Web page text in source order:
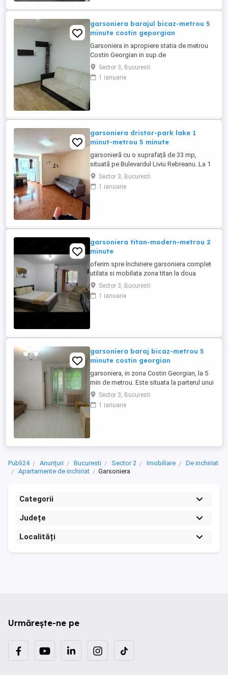
contract ANAF doar cu ...
garsoniera barajul bicaz-metrou 5
minute costin geporgian
Garsoniera in apropiere statia de metrou
Costin Georgian in sup.de
30,mobilata,aragaz,frigider,aer
condiționat,TV,masina de spalat in
apropiere metrou,stații de tramvai si
Sector 3, Bucuresti
1 ianuarie
garsoniera dristor-park lake 1
minut-metrou 5 minute
garsonieră cu o suprafață de 33 mp,
situată pe Bulevardul Liviu Rebreanu. La 1
minut mers pe jos până la ParkLake
Shopping Center și intrarea în Parcul IOR
(Titan) si 2 minute până la intersecția cu
Sector 3, Bucuresti
1 ianuarie
garsoniera titan-modern-metrou 2
minute
oferim spre închiriere garsoniera complet
utilata si mobilata zona titan la doua
minute de metrou
Sector 3, Bucuresti
1 ianuarie
garsoniera baraj bicaz-metrou 5
minute costin georgian
garsoniera, in zona Costin Georgian, la 5
min de metrou. Este situata la parterul unui
bloc cu 10 etaje. Sunt locuri de parcare
disponibile.
Sector 3, Bucuresti
1 ianuarie
Publi24 Anunțuri Bucuresti Sector 2 Imobiliare
De inchiriat
Apartamente de inchiriat
Garsoniera
Categorii
Județe
Localități
Urmărește-ne pe